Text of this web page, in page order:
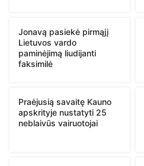
Jonavą pasiekė pirmąjį
Lietuvos vardo
paminėjimą liudijanti
faksimilė
Praėjusią savaitę Kauno
apskrityje nustatyti 25
neblaivūs vairuotojai